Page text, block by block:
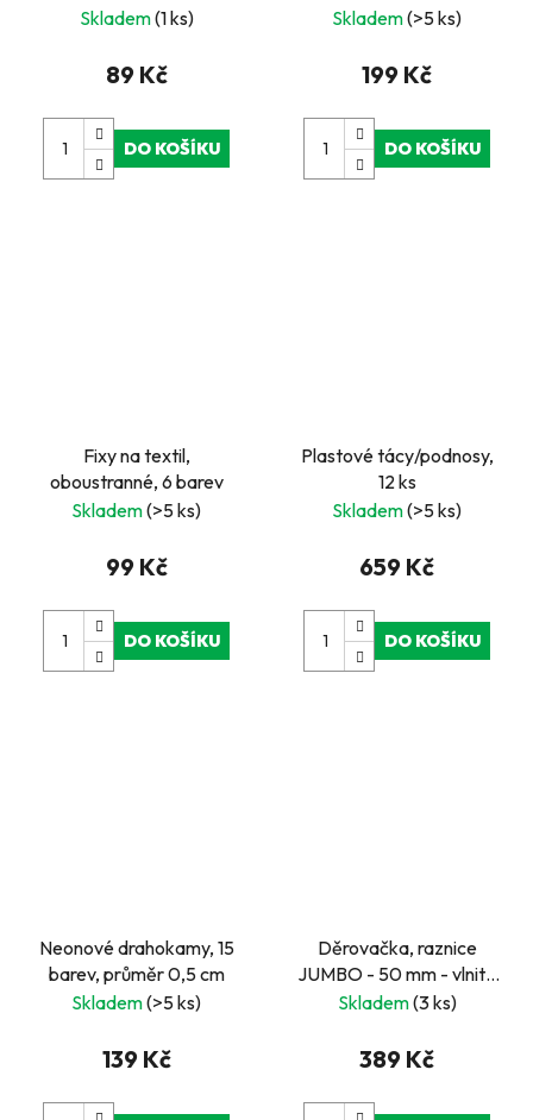
Skladem(1 ks)
89 Kč
DO KOŠÍKU
Skladem(>5 ks)
199 Kč
DO KOŠÍKU
Fixy na textil,
oboustranné, 6 barev
Skladem(>5 ks)
99 Kč
DO KOŠÍKU
Plastové tácy/podnosy,
12 ks
Skladem(>5 ks)
659 Kč
DO KOŠÍKU
Neonové drahokamy, 15
barev, průměr 0,5 cm
Skladem(>5 ks)
139 Kč
Děrovačka, raznice
JUMBO - 50 mm - vlnité
kolečko
Skladem(3 ks)
389 Kč